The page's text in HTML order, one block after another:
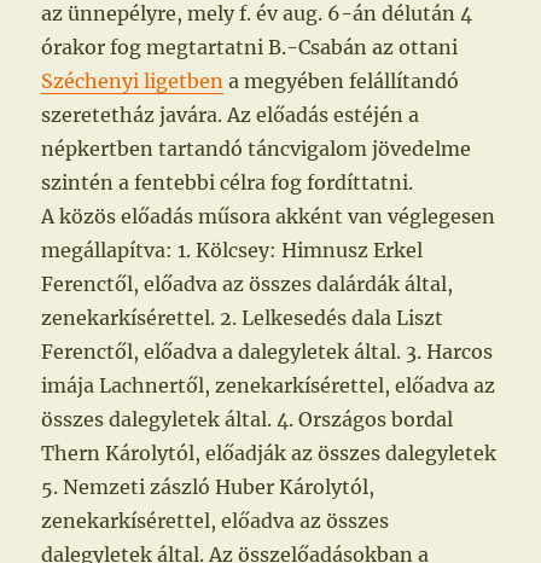
az ünnepélyre, mely f. év aug. 6-án délután 4
órakor fog megtartatni B.-Csabán az ottani
Széchenyi ligetben a megyében felállítandó
szeretetház javára. Az előadás estéjén a
népkertben tartandó táncvigalom jövedelme
szintén a fentebbi célra fog fordíttatni.
A közös előadás műsora akként van véglegesen
megállapítva: 1. Kölcsey: Himnusz Erkel
Ferenctől, előadva az összes dalárdák által,
zenekarkísérettel. 2. Lelkesedés dala Liszt
Ferenctől, előadva a dalegyletek által. 3. Harcos
imája Lachnertől, zenekarkísérettel, előadva az
összes dalegyletek által. 4. Országos bordal
Thern Károlytól, előadják az összes dalegyletek
5. Nemzeti zászló Huber Károlytól,
zenekarkísérettel, előadva az összes
dalegyletek által. Az összelőadásokban a